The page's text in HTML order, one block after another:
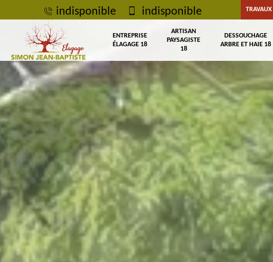
indisponible indisponible
ENTREPRISE
ÉLAGAGE 18
ARTISAN
PAYSAGISTE
18
DESSOUCHAGE
ARBRE ET HAIE 18